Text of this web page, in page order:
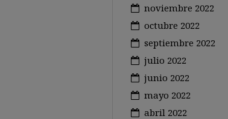
noviembre 2022
octubre 2022
septiembre 2022
julio 2022
junio 2022
mayo 2022
abril 2022